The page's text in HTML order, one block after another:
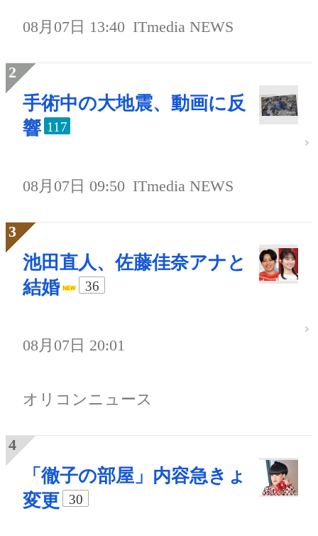
08月07日 13:40 ITmedia NEWS
手術中の大地震、動画に反
響 117
08月07日 09:50 ITmedia NEWS
池田直人、佐藤佳奈アナと
結婚
36
08月07日 20:01
オリコンニュース
「徹子の部屋」内容急きょ
変更
30